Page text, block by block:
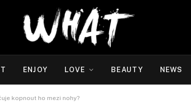
ENJOY LOVE BEAUTY NEWS
kopnout ho mezi nohy?